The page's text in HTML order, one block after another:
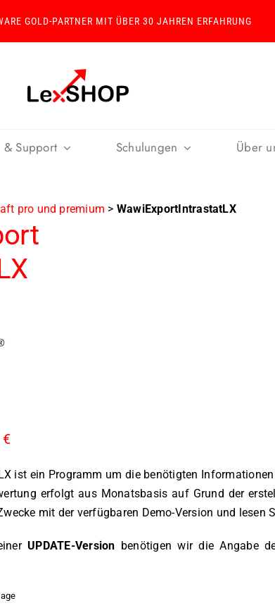
GOLD-PARTNER MIT ÜBER 30 JAHREN ERFAHRUNG
& Support Schulungen Über
pro und premium > WawiExportIntrastatLX
€
ist ein Programm um die benötigten
erfolgt aus Monatsbasis auf Grund der
mit der verfügbaren Demo-Version und lesen
UPDATE-Version benötigen wir die Angabe